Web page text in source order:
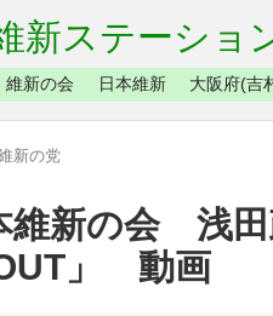
新ステーショ
維新の会 日本維新 大阪府(吉
新の党
維新の会 浅田
」 動画